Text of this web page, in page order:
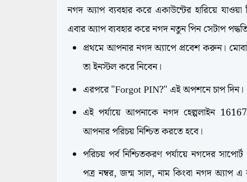
নগদ অ্যাপ ব্যবহার করে একাউন্টের হারিয়ে
এবার অ্যাপ ব্যবহার করে নগদ নতুন পিন সেটাপ
প্রথমে আপনার নগদ অ্যাপে প্রবেশ করুন।
তা ইনস্টল করে নিবেন।
এরপরে "Forgot PIN?" এই অপশনে চাপ দিন।
এই পর্যায়ে আপনাকে নগদ হেল্পলাইন
আপনার পরিচয় নিশ্চিত করতে হবে।
পরিচয় পর্ব নিশ্চিতকরণ পর্যায়ে নগদের
পত্র নম্বর, জন্ম সাল, নাম কিংবা নগদ অ্যাপ এ